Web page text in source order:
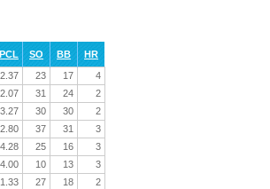
PCL SO BB
HR
2.37 23 17
4
2.07 31 24
2
3.27 30 30
2
2.80 37 31
3
4.28 25 16
3
4.00 10 13
3
1.33 27 18
2